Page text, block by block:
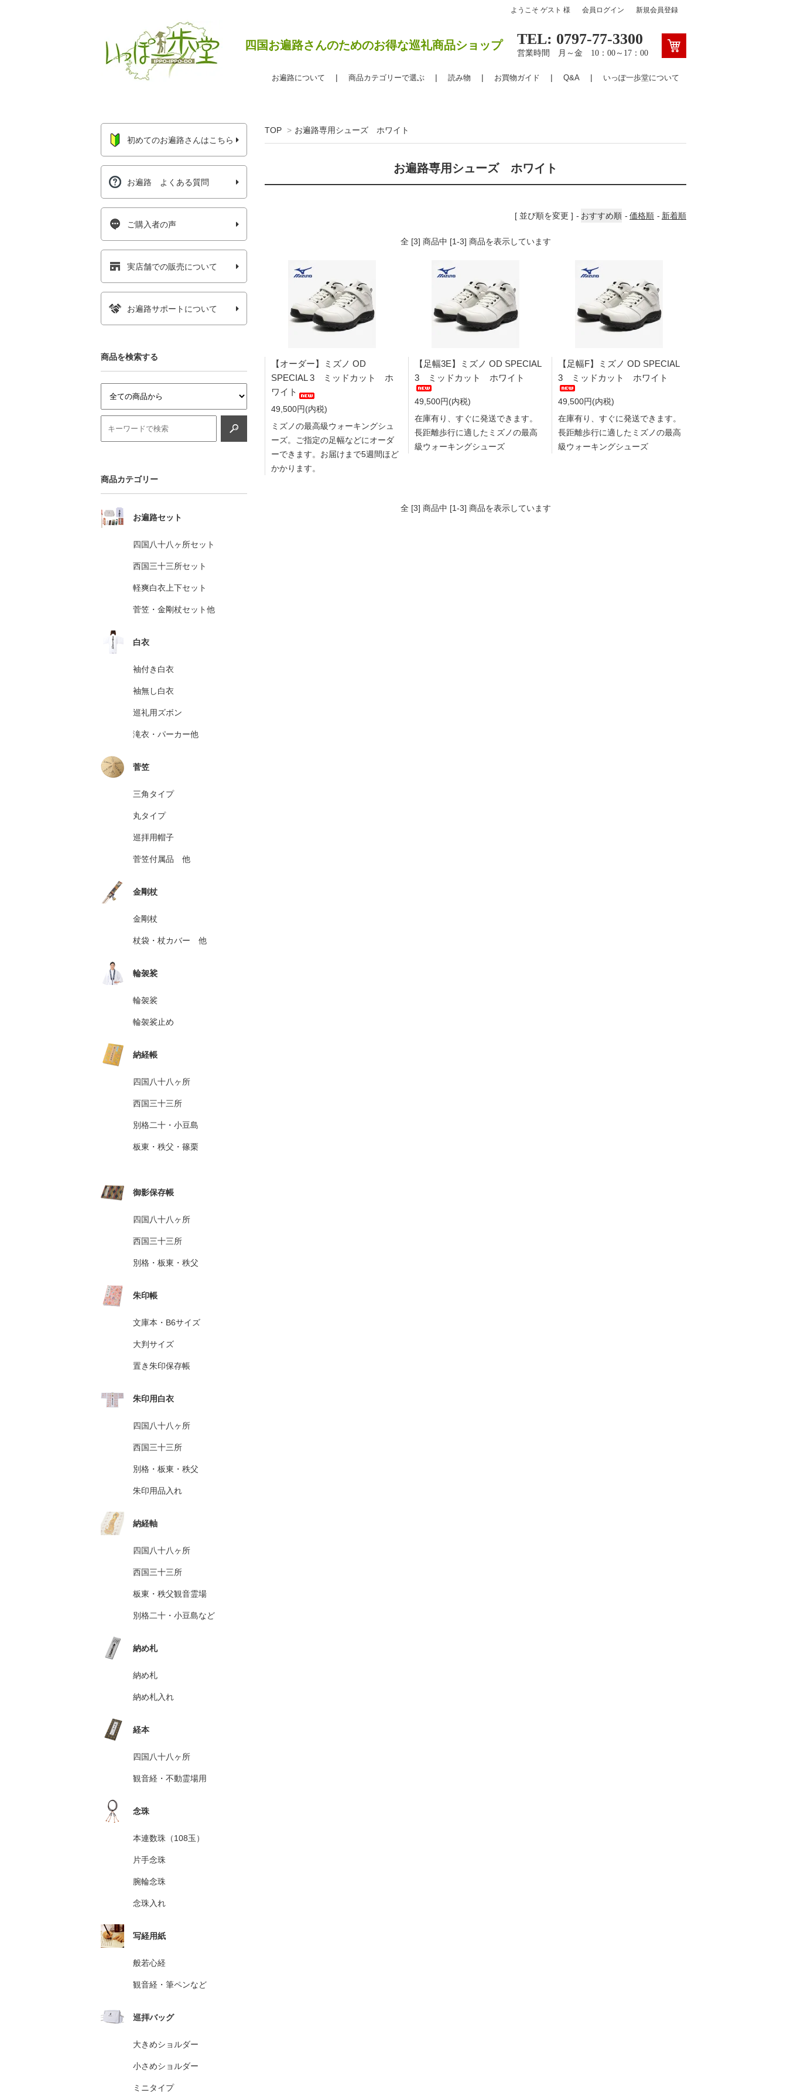
ようこそ ゲスト 様 会員ログイン 新規会員登録
四国お遍路さんのためのお得な巡礼商品ショップ TEL: 0797-77-3300
営業時間 月～金 10：00～17：00
お遍路について 商品カテゴリーで選ぶ 読み物 お買物ガイド Q&A いっぽ一歩堂について
TOP > お遍路専用シューズ ホワイト
お遍路専用シューズ ホワイト
[ 並び順を変更 ] おすすめ順 価格順 新着順
全 [3] 商品中 [1-3] 商品を表示しています
【オーダー】ミズノ OD
SPECIAL 3 ミッドカット ホ
ワイト
49,500円(内税)
ミズノの最高級ウォーキングシュ
ーズ。ご指定の足幅などにオーダ
ーできます。お届けまで5週間ほど
かかります。
【足幅3E】ミズノ OD SPECIAL
3 ミッドカット ホワイト
49,500円(内税)
在庫有り、すぐに発送できます。
長距離歩行に適したミズノの最高
級ウォーキングシューズ
【足幅F】ミズノ OD SPECIAL
3 ミッドカット ホワイト
49,500円(内税)
在庫有り、すぐに発送できます。
長距離歩行に適したミズノの最高
級ウォーキングシューズ
全 [3] 商品中 [1-3] 商品を表示しています
初めてのお遍路さんはこちら
お遍路 よくある質問
ご購入者の声
実店舗での販売について
お遍路サポートについて
商品を検索する
商品カテゴリー
お遍路セット
四国八十八ヶ所セット
西国三十三所セット
軽爽白衣上下セット
菅笠・金剛杖セット他
白衣
袖付き白衣
袖無し白衣
巡礼用ズボン
滝衣・パーカー他
菅笠
三角タイプ
丸タイプ
巡拝用帽子
菅笠付属品 他
金剛杖
金剛杖
杖袋・杖カバー 他
輪袈裟
輪袈裟
輪袈裟止め
納経帳
四国八十八ヶ所
西国三十三所
別格二十・小豆島
板東・秩父・篠栗
御影保存帳
四国八十八ヶ所
西国三十三所
別格・板東・秩父
朱印帳
文庫本・B6サイズ
大判サイズ
置き朱印保存帳
朱印用白衣
四国八十八ヶ所
西国三十三所
別格・板東・秩父
朱印用品入れ
納経軸
四国八十八ヶ所
西国三十三所
板東・秩父観音霊場
別格二十・小豆島など
納め札
納め札
納め札入れ
経本
四国八十八ヶ所
観音経・不動霊場用
念珠
本連数珠（108玉）
片手念珠
腕輪念珠
念珠入れ
写経用紙
般若心経
観音経・筆ペンなど
巡拝バッグ
大きめショルダー
小さめショルダー
ミニタイプ